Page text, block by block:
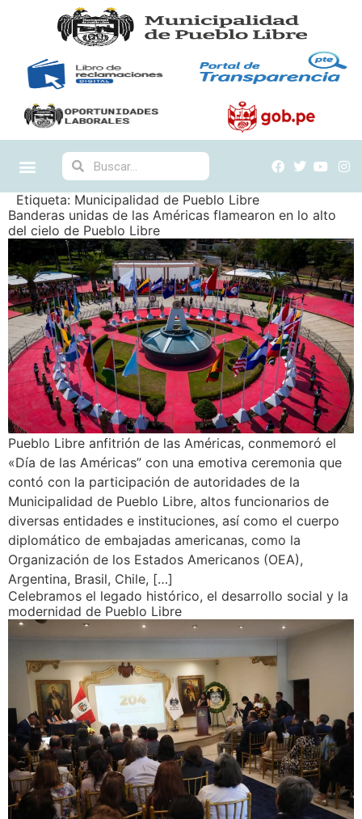
Etiqueta: Municipalidad de Pueblo Libre
Banderas unidas de las Américas flamearon en lo alto
del cielo de Pueblo Libre
Pueblo Libre anfitrión de las Américas, conmemoró el
«Día de las Américas” con una emotiva ceremonia que
contó con la participación de autoridades de la
Municipalidad de Pueblo Libre, altos funcionarios de
diversas entidades e instituciones, así como el cuerpo
diplomático de embajadas americanas, como la
Organización de los Estados Americanos (OEA),
Argentina, Brasil, Chile, […]
Celebramos el legado histórico, el desarrollo social y la
modernidad de Pueblo Libre